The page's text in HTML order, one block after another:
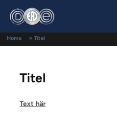
Home »Titel
Titel
Text här